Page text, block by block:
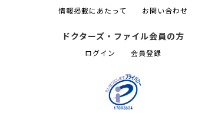
情報掲載にあたって お問い合わせ
ドクターズ・ファイル会員の方
ログイン 会員登録